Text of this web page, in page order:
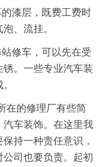
漆层，既费工费时
、流挂。
修车，可以先在受
。一些专业汽车装
在的修理厂有些简
汽车装饰。在这里我
持一种责任意识，
司也要负责。起初